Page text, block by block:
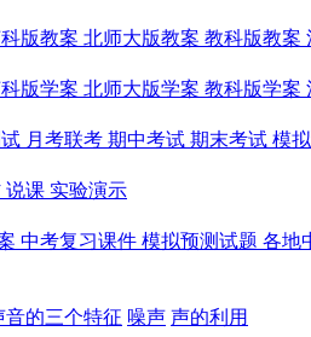
版教案 北师大版教案 教科版教案
版学案 北师大版学案 教科版学案
月考联考 期中考试 期末考试 模
说课 实验演示
中考复习课件 模拟预测试题 各地
音的三个特征 噪声 声的利用